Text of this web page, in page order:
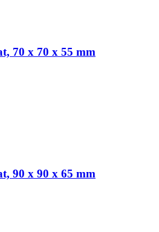
70 x 70 x 55 mm
90 x 90 x 65 mm